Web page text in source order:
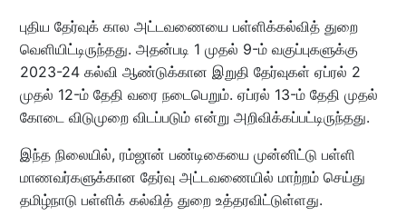
புதிய தேர்வுக் கால அட்டவணையை பள்ளிக்கல்வித் துறை
வெளியிட்டிருந்தது. அதன்படி 1 முதல் 9-ம் வகுப்புகளுக்கு
2023-24 கல்வி ஆண்டுக்கான இறுதி தேர்வுகள் ஏப்ரல் 2
முதல் 12-ம் தேதி வரை நடைபெறும். ஏப்ரல் 13-ம் தேதி முதல்
கோடை விடுமுறை விடப்படும் என்று அறிவிக்கப்பட்டிருந்தது.
இந்த நிலையில், ரம்ஜான் பண்டிகையை முன்னிட்டு பள்ளி
மாணவர்களுக்கான தேர்வு அட்டவணையில் மாற்றம் செய்து
தமிழ்நாடு பள்ளிக் கல்வித் துறை உத்தரவிட்டுள்ளது.